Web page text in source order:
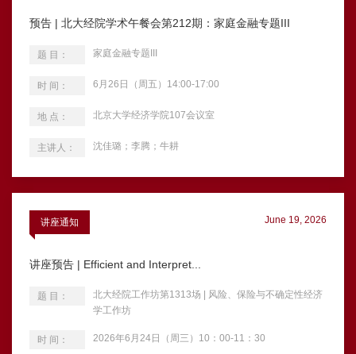
预告 | 北大经院学术午餐会第212期：家庭金融专题III
题 目： 家庭金融专题III
时 间： 6月26日（周五）14:00-17:00
地 点： 北京大学经济学院107会议室
主讲人： 沈佳璐；李腾；牛耕
讲座通知 June 19, 2026
讲座预告 | Efficient and Interpret...
题 目：
北大经院工作坊第1313场 | 风险、保险与不确定性经济
学工作坊
时 间： 2026年6月24日（周三）10：00-11：30